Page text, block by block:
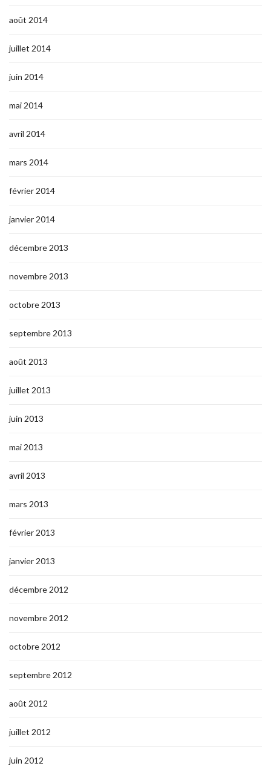
août 2014
juillet 2014
juin 2014
mai 2014
avril 2014
mars 2014
février 2014
janvier 2014
décembre 2013
novembre 2013
octobre 2013
septembre 2013
août 2013
juillet 2013
juin 2013
mai 2013
avril 2013
mars 2013
février 2013
janvier 2013
décembre 2012
novembre 2012
octobre 2012
septembre 2012
août 2012
juillet 2012
juin 2012